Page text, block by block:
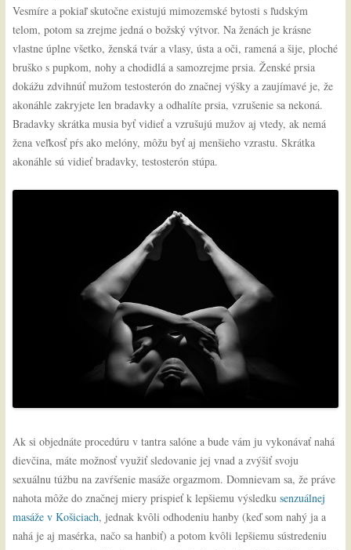
Vesmíre a pokiaľ skutočne existujú mimozemské bytosti s ľudským
telom, potom sa zrejme jedná o božský výtvor. Na ženách je krásne
vlastne úplne všetko, ženská tvár a vlasy, ústa a oči, ramená a šije, ploché
bruško s pupkom, nohy a chodidlá a samozrejme prsia. Ženské prsia
dokážu zdvihnúť mužom testosterón do značnej výšky a zaujímavé je, že
akonáhle zakryjete len bradavky a odhalíte prsia, vzrušenie sa nekoná.
Bradavky skrátka musia byť vidieť a vzrušujú mužov aj vtedy, ak nemá
žena veľkosť pŕs ako melóny, môžu byť aj menšieho vzrastu. Skrátka
akonáhle sú vidieť bradavky, testosterón stúpa.
Ak si objednáte procedúru v tantra salóne a bude vám ju vykonávať nahá
dievčina, máte možnosť využiť sledovanie jej vnad a zvýšiť svoju
sexuálnu túžbu na zavŕšenie masáže orgazmom. Domnievam sa, že práve
nahota môže do značnej miery prispieť k lepšiemu výsledku senzuálnej
masáže v Košiciach, jednak kvôli odhodeniu hanby (keď som nahý ja a
nahá je aj masérka, načo sa hanbiť) a potom kvôli lepšiemu sústredeniu